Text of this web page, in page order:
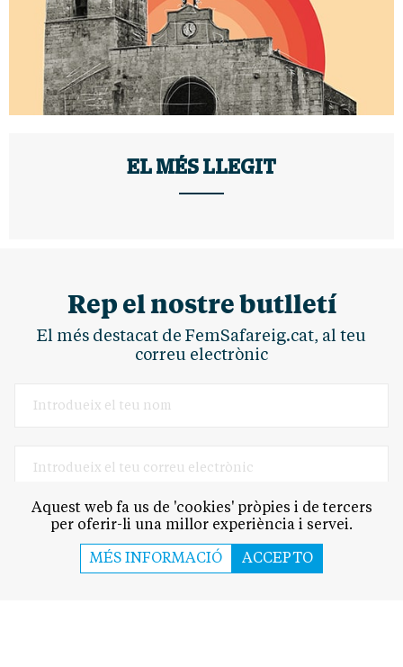
EL MÉS LLEGIT
Rep el nostre butlletí
El més destacat de FemSafareig.cat, al teu
correu electrònic
Aquest web fa us de 'cookies' pròpies i de tercers
per oferir-li una millor experiència i servei.
MÉS INFORMACIÓ ACCEPTO